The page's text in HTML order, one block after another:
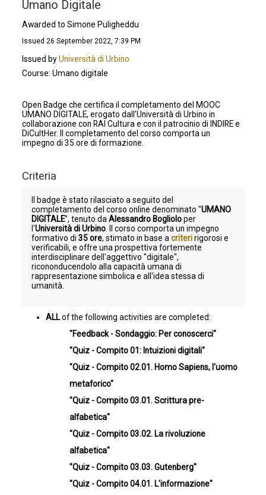
Umano Digitale
Awarded to Simone Puligheddu
Issued 26 September 2022, 7:39 PM
Issued byUniversità di Urbino
Course: Umano digitale
Open Badge che certifica il completamento del MOOC
UMANO DIGITALE, erogato dall'Università di Urbino in
collaborazione con RAI Cultura e con il patrocinio di INDIRE e
DiCultHer. Il completamento del corso comporta un
impegno di 35 ore di formazione.
Criteria
Il badge è stato rilasciato a seguito del
completamento del corso online denominato "UMANO
DIGITALE", tenuto daAlessandro Boglioloper
l'Università di Urbino . Il corso comporta un impegno
formativo di35 ore, stimato in base acriteririgorosi e
verificabili, e offre una prospettiva fortemente
interdisciplinare dell'aggettivo "digitale",
ricononducendolo alla capacità umana di
rappresentazione simbolica e all'idea stessa di
umanità.
ALLof the following activities are completed:
"Feedback - Sondaggio: Per conoscerci"
"Quiz - Compito 01: Intuizioni digitali"
"Quiz - Compito 02.01. Homo Sapiens, l'uomo
metaforico"
"Quiz - Compito 03.01. Scrittura pre-
alfabetica"
"Quiz - Compito 03.02. La rivoluzione
alfabetica"
"Quiz - Compito 03.03. Gutenberg"
"Quiz - Compito 04.01. L'informazione"